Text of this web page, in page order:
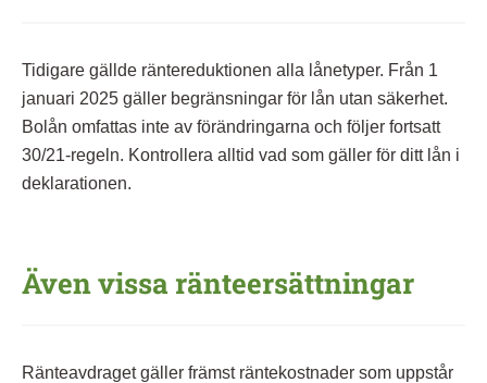
Tidigare gällde räntereduktionen alla lånetyper. Från 1
januari 2025 gäller begränsningar för lån utan säkerhet.
Bolån omfattas inte av förändringarna och följer fortsatt
30/21-regeln. Kontrollera alltid vad som gäller för ditt lån i
deklarationen.
Även vissa ränteersättningar
Ränteavdraget gäller främst räntekostnader som uppstår